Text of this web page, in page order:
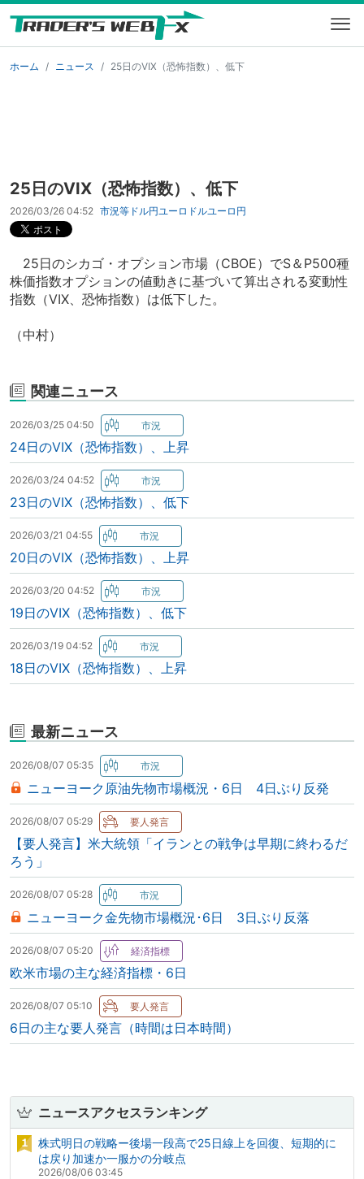
ホーム ニュース 25日のVIX（恐怖指数）、低下
25日のVIX（恐怖指数）、低下
2026/03/26 04:52 市況等 ドル円ユーロドルユーロ円
25日のシカゴ・オプション市場（CBOE）でS＆P500種
株価指数オプションの値動きに基づいて算出される変動性
指数（VIX、恐怖指数）は低下した。
（中村）
関連ニュース
2026/03/25 04:50
24日のVIX（恐怖指数）、上昇
2026/03/24 04:52
23日のVIX（恐怖指数）、低下
2026/03/21 04:55
20日のVIX（恐怖指数）、上昇
2026/03/20 04:52
19日のVIX（恐怖指数）、低下
2026/03/19 04:52
18日のVIX（恐怖指数）、上昇
最新ニュース
2026/08/07 05:35
ニューヨーク原油先物市場概況・6日 4日ぶり反発
2026/08/07 05:29
【要人発言】米大統領「イランとの戦争は早期に終わるだ
ろう」
2026/08/07 05:28
ニューヨーク金先物市場概況･6日 3日ぶり反落
2026/08/07 05:20
欧米市場の主な経済指標・6日
2026/08/07 05:10
6日の主な要人発言（時間は日本時間）
ニュースアクセスランキング
株式明日の戦略ー後場一段高で25日線上を回復、短期的に
は戻り加速か一服かの分岐点
2026/08/06 03:45